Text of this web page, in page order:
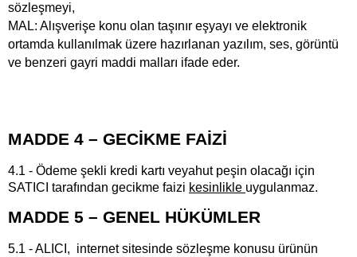
sözleşmeyi,
MAL: Alışverişe konu olan taşınır eşyayı ve elektronik
ortamda kullanılmak üzere hazırlanan yazılım, ses, görüntü
ve benzeri gayri maddi malları ifade eder.
MADDE 4 – GECİKME FAİZİ
4.1 - Ödeme şekli kredi kartı veyahut peşin olacağı için
SATICI tarafından gecikme faizi kesinlikle uygulanmaz.
MADDE 5 – GENEL HÜKÜMLER
5.1 -ALICI, internet sitesinde sözleşme konusu ürünün